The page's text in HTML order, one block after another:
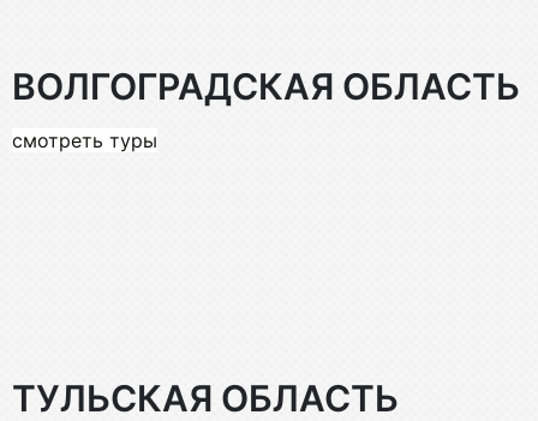
ВОЛГОГРАДСКАЯ ОБЛАСТЬ
смотреть туры
ТУЛЬСКАЯ ОБЛАСТЬ